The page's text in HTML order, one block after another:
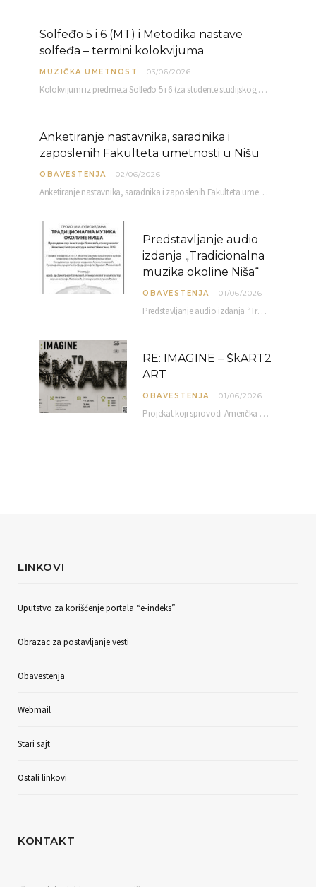
Solfeđo 5 i 6 (MT) i Metodika nastave
solfeđa – termini kolokvijuma
MUZIČKA UMETNOST 03/06/2026
Kolokvijumi iz predmeta Solfeđo 5 i 6 (za studente studijskog programa Muzička teorija) i Metodika…
Anketiranje nastavnika, saradnika i
zaposlenih Fakulteta umetnosti u Nišu
OBAVESTENJA 02/06/2026
Anketiranje nastavnika, saradnika i zaposlenih Fakulteta umetnosti u Nišu radi sačinjavanja Izveštaja o samovrednovanju biće…
Predstavljanje audio
izdanja „Tradicionalna
muzika okoline Niša“
OBAVESTENJA 01/06/2026
Predstavljanje audio izdanja “Tradicionalna muzika okoline Niša” organizuje se u okviru projekta O-10-17 Muzičko nasleđe jugoistočne…
RE: IMAGINE – ŠkART2
ART
OBAVESTENJA 01/06/2026
Projekat koji sprovodi Američka privredna komora uz podrŝku kompanije Philip Morris International, sa ciljem povezivanja…
LINKOVI
Uputstvo za korišćenje portala “e-indeks”
Obrazac za postavljanje vesti
Obavestenja
Webmail
Stari sajt
Ostali linkovi
KONTAKT